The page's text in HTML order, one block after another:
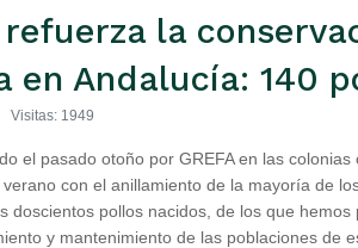
refuerza la
en Andalucía: 140
Visitas: 1949
el pasado otoño por GREFA en las
con el anillamiento de la mayoría de
doscientos pollos nacidos, de los que
y mantenimiento de las poblaciones de